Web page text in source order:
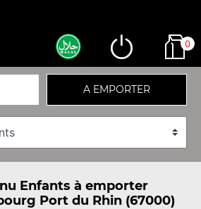
0
A EMPORTER
Enfants à emporter
Port du Rhin (67000)